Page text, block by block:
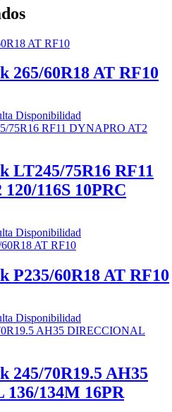
265/60R18 AT RF10
Disponibilidad
LT245/75R16 RF11
116S 10PRC
Disponibilidad
P235/60R18 AT RF10
Disponibilidad
245/70R19.5 AH35
134M 16PR